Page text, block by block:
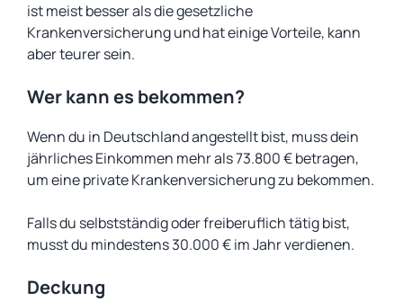
ist meist besser als die gesetzliche
Krankenversicherung und hat einige Vorteile, kann
aber teurer sein.
Wer kann es bekommen?
Wenn du in Deutschland angestellt bist, muss dein
jährliches Einkommen mehr als 73.800 € betragen,
um eine private Krankenversicherung zu bekommen.
Falls du selbstständig oder freiberuflich tätig bist,
musst du mindestens 30.000 € im Jahr verdienen.
Deckung